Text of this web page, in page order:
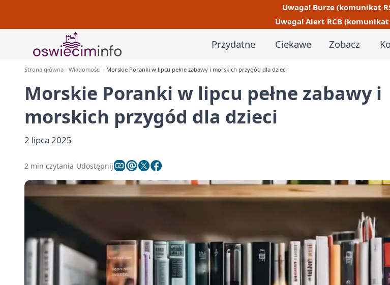
Uwaga! Burze (komunikat
Uwaga! Alert RCB (komunikat
Przydatne Ciekawe Zobacz
Strona główna Wiadomości Morskie Poranki w lipcu pełne zabawy i morskich przygód dla dzieci
Morskie Poranki w lipcu pełne zabawy i
morskich przygód dla dzieci
2 lipca 2025
2 min czytania Udostępnij